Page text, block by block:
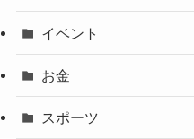
イベント
お金
スポーツ